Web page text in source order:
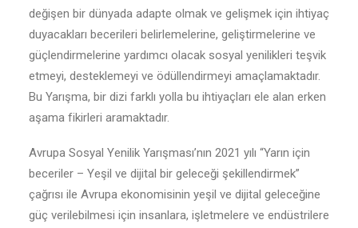
değişen bir dünyada adapte olmak ve gelişmek için ihtiyaç
duyacakları becerileri belirlemelerine, geliştirmelerine ve
güçlendirmelerine yardımcı olacak sosyal yenilikleri teşvik
etmeyi, desteklemeyi ve ödüllendirmeyi amaçlamaktadır.
Bu Yarışma, bir dizi farklı yolla bu ihtiyaçları ele alan erken
aşama fikirleri aramaktadır.
Avrupa Sosyal Yenilik Yarışması’nın 2021 yılı “Yarın için
beceriler – Yeşil ve dijital bir geleceği şekillendirmek”
çağrısı ile Avrupa ekonomisinin yeşil ve dijital geleceğine
güç verilebilmesi için insanlara, işletmelere ve endüstrilere